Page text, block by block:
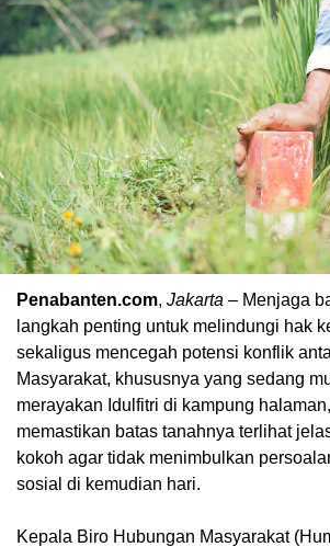
Penabanten.com, Jakarta – Menjaga
langkah penting untuk melindungi hak
sekaligus mencegah potensi konflik
Masyarakat, khususnya yang sedang
merayakan Idulfitri di kampung
memastikan batas tanahnya terlihat
kokoh agar tidak menimbulkan
sosial di kemudian hari.
Kepala Biro Hubungan Masyarakat